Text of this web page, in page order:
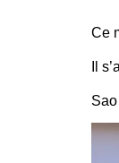
Ce
Il